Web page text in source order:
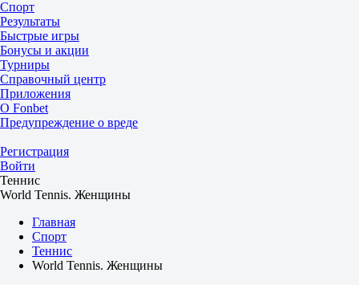
Спорт
Результаты
Быстрые игры
Бонусы и акции
Турниры
Справочный центр
Приложения
О Fonbet
Предупреждение о вреде
Регистрация
Войти
Теннис
World Tennis. Женщины
Главная
Спорт
Теннис
World Tennis. Женщины